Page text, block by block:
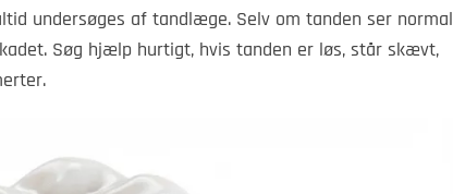
undersøges af tandlæge. Selv om tanden ser normal
Søg hjælp hurtigt, hvis tanden er løs, står skævt,